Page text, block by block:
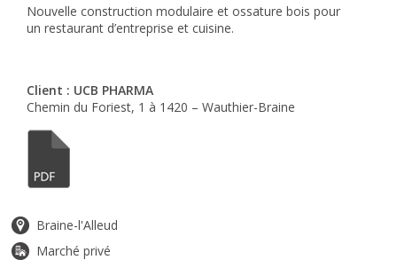
Nouvelle construction modulaire et ossature bois pour
un restaurant d’entreprise et cuisine.
Client : UCB PHARMA
Chemin du Foriest, 1 à 1420 – Wauthier-Braine
Braine-l'Alleud
Marché privé